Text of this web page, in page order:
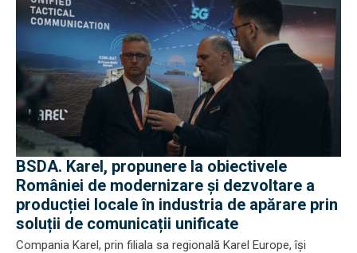
BSDA. Karel, propunere la obiectivele
României de modernizare și dezvoltare a
producției locale în industria de apărare prin
soluții de comunicații unificate
Compania Karel, prin filiala sa regională Karel Europe, își